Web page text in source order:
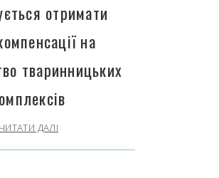
отримати
на
тваринницьких
ЧИТАТИ ДАЛІ